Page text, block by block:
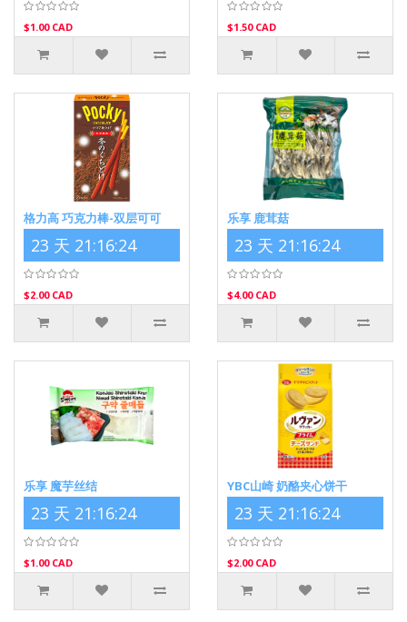
$1.00 CAD $1.50 CAD
格力高 巧克力棒-双层可可
23 天 21:16:24
$2.00 CAD
乐享 鹿茸菇
23 天 21:16:24
$4.00 CAD
乐享 魔芋丝结
23 天 21:16:24
$1.00 CAD
YBC山崎 奶酪夹心饼干
23 天 21:16:24
$2.00 CAD